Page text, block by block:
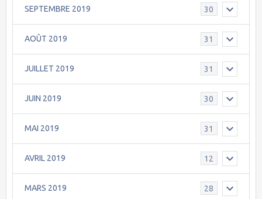
SEPTEMBRE 2019 30
AOÛT 2019 31
JUILLET 2019 31
JUIN 2019 30
MAI 2019 31
AVRIL 2019 12
MARS 2019 28